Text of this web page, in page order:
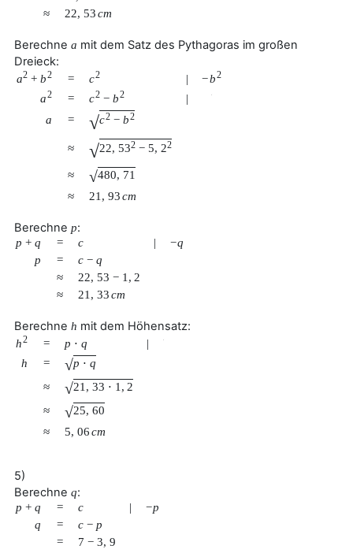
≈
22, 53cm
Berechne a mit dem Satz des Pythagoras im großen
Dreieck:
a2 + b2 = c2 | −b2
a2 = c2 − b2 |
a = √c2 − b2
≈ √22, 532 − 5, 22
≈ √480, 71
≈
21 , 93cm
Berechne p:
p + q = c | −q
p
= c − q
≈
22, 53 − 1 , 2
≈
21 , 33cm
Berechne h mit dem Höhensatz:
h2 = p ⋅ q |
h = √p ⋅ q
≈
√21 , 33 ⋅ 1 , 2
≈
√25, 60
≈
5, 06cm
5)
Berechne q:
p + q = c | −p
q
= c − p
=
7 − 3, 9